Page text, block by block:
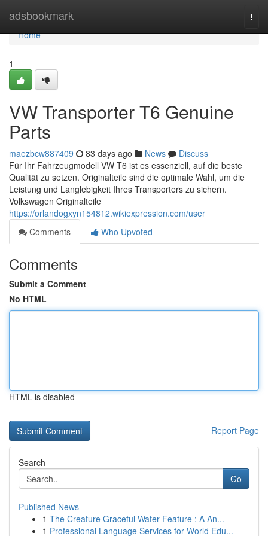
adsbookmark
Home
Home
1
VW Transporter T6 Genuine
Parts
maezbcw887409 83 days ago News
Discuss
Für Ihr Fahrzeugmodell VW T6 ist es essenziell, auf die beste
Qualität zu setzen. Originalteile sind die optimale Wahl, um die
Leistung und Langlebigkeit Ihres Transporters zu sichern.
Volkswagen Originalteile
https://orlandogxyn154812.wikiexpression.com/user
Comments
Who Upvoted
Comments
Submit a Comment
No HTML
HTML is disabled
Report Page
Search
Go
Published News
1 The Creature Graceful Water Feature : A An...
1 Professional Language Services for World Edu...